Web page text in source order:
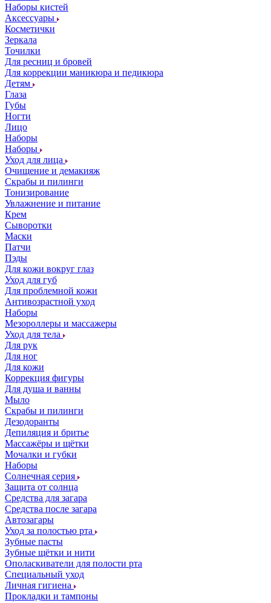
Наборы кистей
Аксессуары
Косметички
Зеркала
Точилки
Для ресниц и бровей
Для коррекции маникюра и педикюра
Детям
Глаза
Губы
Ногти
Лицо
Наборы
Наборы
Уход для лица
Очищение и демакияж
Скрабы и пилинги
Тонизирование
Увлажнение и питание
Крем
Сыворотки
Маски
Патчи
Пэды
Для кожи вокруг глаз
Уход для губ
Для проблемной кожи
Антивозрастной уход
Наборы
Мезороллеры и массажеры
Уход для тела
Для рук
Для ног
Для кожи
Коррекция фигуры
Для душа и ванны
Мыло
Скрабы и пилинги
Дезодоранты
Депиляция и бритье
Массажёры и щётки
Мочалки и губки
Наборы
Солнечная серия
Защита от солнца
Средства для загара
Средства после загара
Автозагары
Уход за полостью рта
Зубные пасты
Зубные щётки и нити
Ополаскиватели для полости рта
Специальный уход
Личная гигиена
Прокладки и тампоны